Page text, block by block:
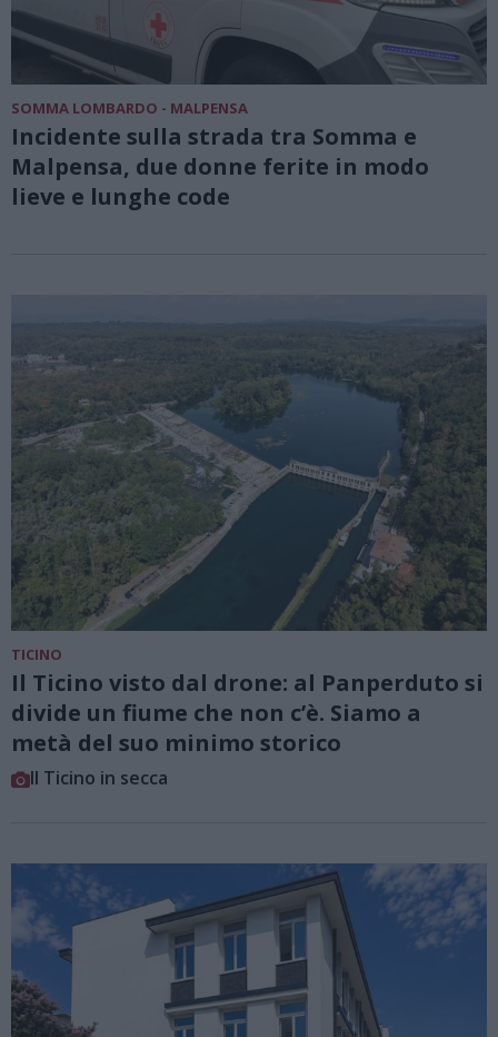
SOMMA LOMBARDO - MALPENSA
Incidente sulla strada tra Somma e
Malpensa, due donne ferite in modo
lieve e lunghe code
TICINO
Il Ticino visto dal drone: al Panperduto si
divide un fiume che non c’è. Siamo a
metà del suo minimo storico
Il Ticino in secca